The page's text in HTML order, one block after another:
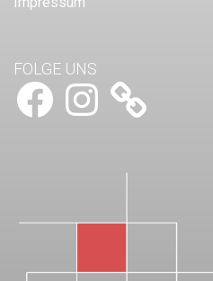
FOLGE UNS
FacebookInstagram